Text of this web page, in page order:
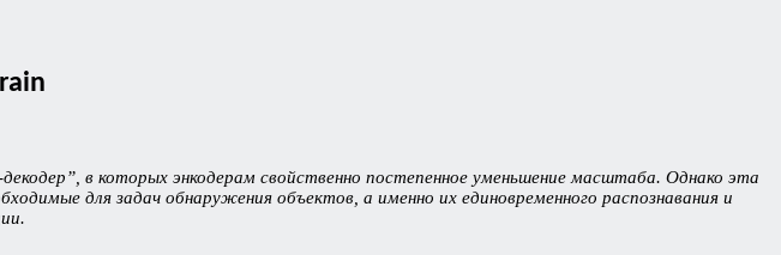
в которых энкодерам свойственно постепенное уменьшение масштаба. Однако эта
для задач обнаружения объектов, а именно их единовременного распознавания и